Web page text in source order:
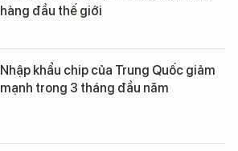
hàng đầu thế giới
Nhập khẩu chip của Trung Quốc giảm
mạnh trong 3 tháng đầu năm